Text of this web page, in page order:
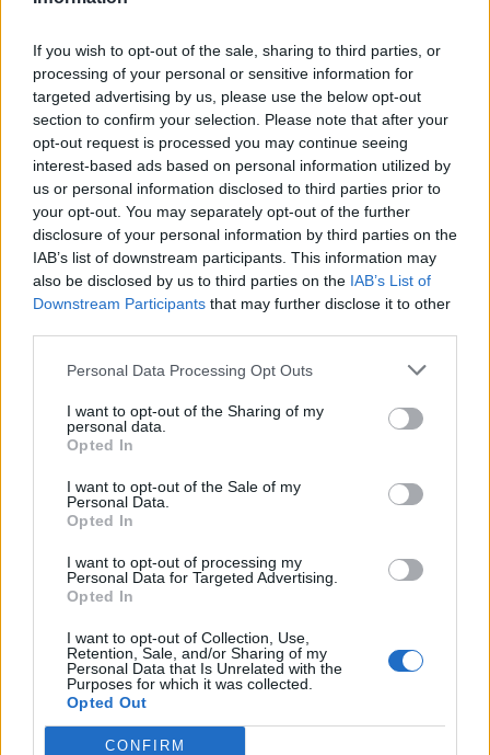
If you wish to opt-out of the sale, sharing to third parties, or
processing of your personal or sensitive information for
targeted advertising by us, please use the below opt-out
section to confirm your selection. Please note that after your
opt-out request is processed you may continue seeing
interest-based ads based on personal information utilized by
us or personal information disclosed to third parties prior to
your opt-out. You may separately opt-out of the further
disclosure of your personal information by third parties on the
IAB’s list of downstream participants. This information may
also be disclosed by us to third parties on the IAB’s List of
Downstream Participants that may further disclose it to other
Personal Data Processing Opt Outs
I want to opt-out of the Sharing of my
personal data.
Opted In
I want to opt-out of the Sale of my
Personal Data.
Opted In
I want to opt-out of processing my
Personal Data for Targeted Advertising.
Opted In
I want to opt-out of Collection, Use,
Retention, Sale, and/or Sharing of my
Personal Data that Is Unrelated with the
Purposes for which it was collected.
Opted Out
CONFIRM
L’Ajuntament de Tortosa amplia el
termini de les obres de l’aparcament
dels terrenys de Renfe per les altes
temperatures
7 d'agost de 2026
Amposta recupera les Cases del Castell
i culmina un projecte estratègic que
vincula patrimoni, turisme i
gastronomia
6 d'agost de 2026
Els vestits de paper guanyen força
enguany amb més modistes i gairebé
40 peces a concurs